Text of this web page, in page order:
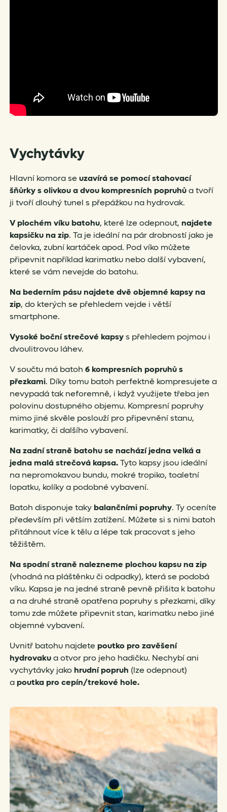
Vychytávky
Hlavní komora seuzavírá se pomocí stahovací
šňůrky s olivkou a dvou kompresních popruhůa tvoří
ji tvoří dlouhý tunel s přepážkou na hydrovak.
V plochém víku batohu, které lze odepnout, najdete
kapsičku na zip. Ta je ideální na pár drobností jako je
čelovka, zubní kartáček apod. Pod víko můžete
připevnit například karimatku nebo další vybavení,
které se vám nevejde do batohu.
Na bederním pásu najdete dvě objemné kapsy na
zip, do kterých se přehledem vejde i větší
smartphone.
Vysoké boční strečové kapsys přehledem pojmou i
dvoulitrovou láhev.
V součtu má batoh 6 kompresních popruhů s
přezkami. Díky tomu batoh perfektně kompresujete a
nevypadá tak neforemně, i když využijete třeba jen
polovinu dostupného objemu. Kompresní popruhy
mimo jiné skvěle poslouží pro připevnění stanu,
karimatky, či dalšího vybavení.
Na zadní straně batohu se nachází jedna velká a
jedna malá strečová kapsa.Tyto kapsy jsou ideální
na nepromokavou bundu, mokré tropiko, toaletní
lopatku, kolíky a podobné vybavení.
Batoh disponuje taky balančními popruhy. Ty oceníte
především při větším zatížení. Můžete si s nimi batoh
přitáhnout více k tělu a lépe tak pracovat s jeho
těžištěm.
Na spodní straně nalezneme plochou kapsu na zip
(vhodná na pláštěnku či odpadky), která se podobá
víku. Kapsa je na jedné straně pevně přišita k batohu
a na druhé straně opatřena popruhy s přezkami, díky
tomu zde můžete připevnit stan, karimatku nebo jiné
objemné vybavení.
Uvnitř batohu najdete poutko pro zavěšení
hydrovakua otvor pro jeho hadičku. Nechybí ani
vychytávky jako hrudní popruh (lze odepnout)
a poutka pro cepín/trekové hole.